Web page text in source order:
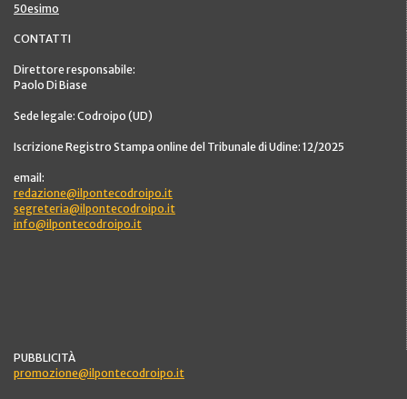
50esimo
CONTATTI
Direttore responsabile:
Paolo Di Biase
Sede legale: Codroipo (UD)
Iscrizione Registro Stampa online del Tribunale di Udine: 12/2025
email:
redazione@ilpontecodroipo.it
segreteria@ilpontecodroipo.it
info@ilpontecodroipo.it
PUBBLICITÀ
promozione@ilpontecodroipo.it